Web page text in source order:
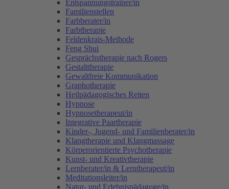
Entspannungstrainer/in
Familienstellen
Farbberater/in
Farbtherapie
Feldenkrais-Methode
Feng Shui
Gesprächstherapie nach Rogers
Gestalttherapie
Gewaltfreie Kommunikation
Graphotherapie
Heilpädagogisches Reiten
Hypnose
Hypnosetherapeut/in
Integrative Paartherapie
Kinder-, Jugend- und Familienberater/in
Klangtherapie und Klangmassage
Körperorientierte Psychotherapie
Kunst- und Kreativtherapie
Lernberater/in & Lerntherapeut/in
Meditationsleiter/in
Natur- und Erlebnispädagoge/in